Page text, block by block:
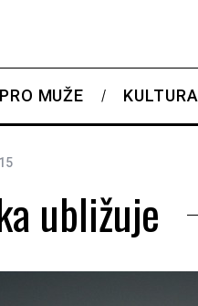
PRO MUŽE KULTURA
ubližuje